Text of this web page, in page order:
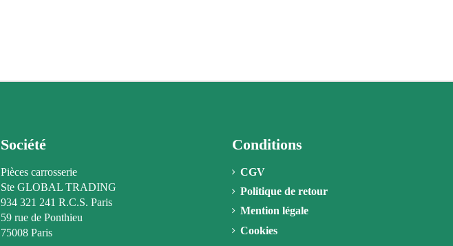
Société
Pièces carrosserie
Ste GLOBAL TRADING
934 321 241 R.C.S. Paris
59 rue de Ponthieu
75008 Paris
Conditions
CGV
Politique de retour
Mention légale
Cookies